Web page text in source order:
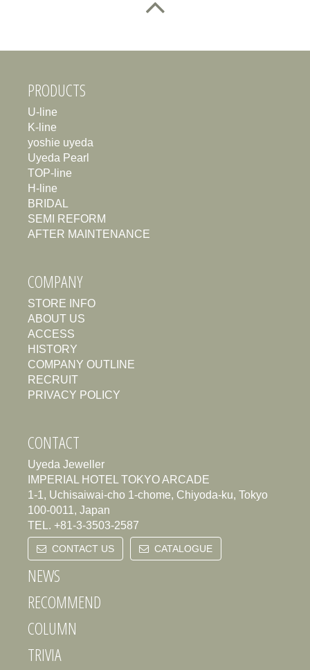
PRODUCTS
U-line
K-line
yoshie uyeda
Uyeda Pearl
TOP-line
H-line
BRIDAL
SEMI REFORM
AFTER MAINTENANCE
COMPANY
STORE INFO
ABOUT US
ACCESS
HISTORY
COMPANY OUTLINE
RECRUIT
PRIVACY POLICY
CONTACT
Uyeda Jeweller
IMPERIAL HOTEL TOKYO ARCADE
1-1, Uchisaiwai-cho 1-chome, Chiyoda-ku, Tokyo
100-0011, Japan
TEL. +81-3-3503-2587
CONTACT US CATALOGUE
NEWS
RECOMMEND
COLUMN
TRIVIA